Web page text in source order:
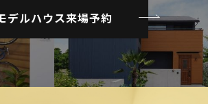
デルハウス来場予約